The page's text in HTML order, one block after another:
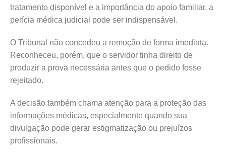
tratamento disponível e a importância do apoio familiar, a
perícia médica judicial pode ser indispensável.
O Tribunal não concedeu a remoção de forma imediata.
Reconheceu, porém, que o servidor tinha direito de
produzir a prova necessária antes que o pedido fosse
rejeitado.
A decisão também chama atenção para a proteção das
informações médicas, especialmente quando sua
divulgação pode gerar estigmatização ou prejuízos
profissionais.